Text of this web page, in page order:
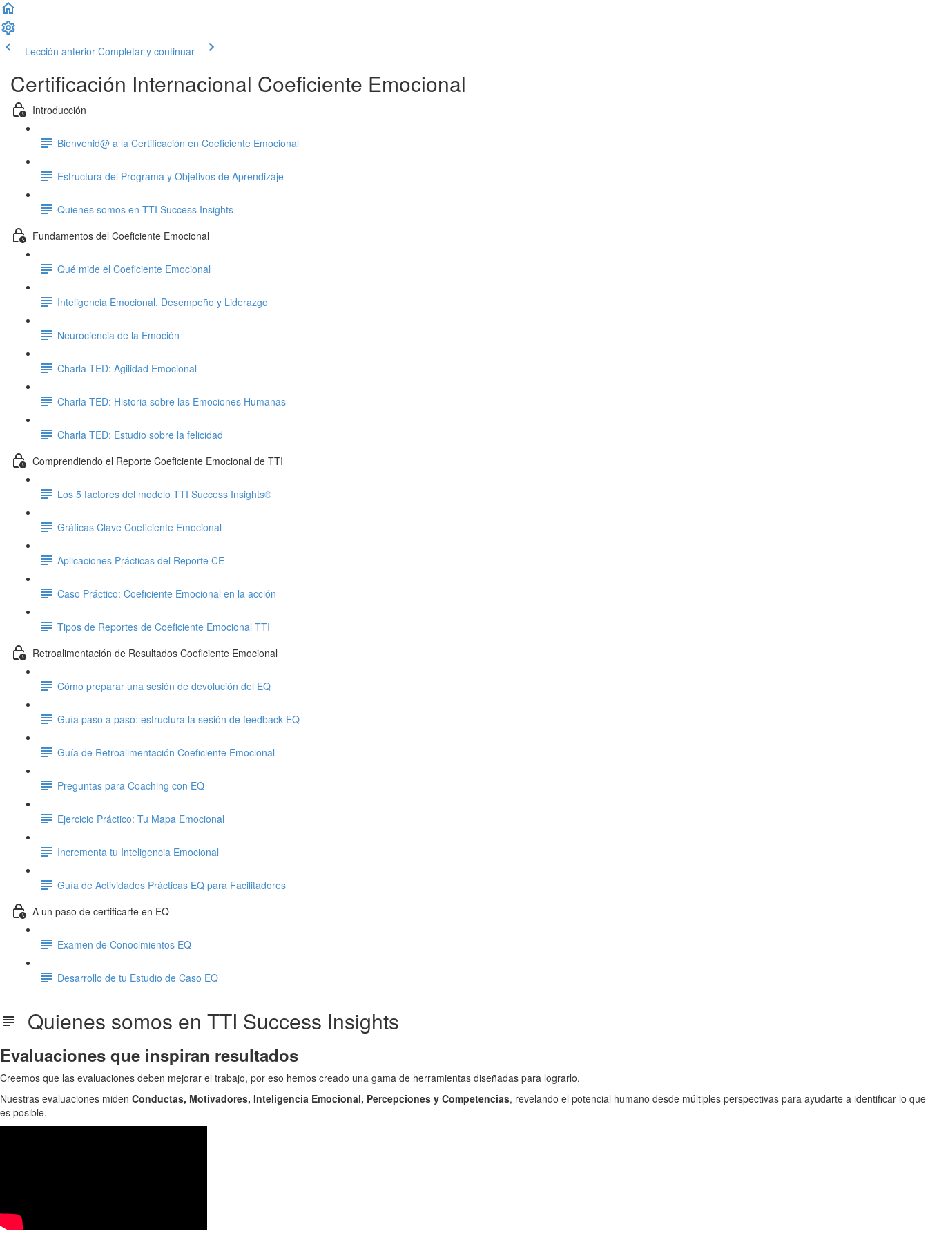
Lección anterior Completar y continuar
Certificación Internacional Coeficiente Emocional
Introducción
Bienvenid@ a la Certificación en Coeficiente Emocional
Estructura del Programa y Objetivos de Aprendizaje
Quienes somos en TTI Success Insights
Fundamentos del Coeficiente Emocional
Qué mide el Coeficiente Emocional
Inteligencia Emocional, Desempeño y Liderazgo
Neurociencia de la Emoción
Charla TED: Agilidad Emocional
Charla TED: Historia sobre las Emociones Humanas
Charla TED: Estudio sobre la felicidad
Comprendiendo el Reporte Coeficiente Emocional de TTI
Los 5 factores del modelo TTI Success Insights®
Gráficas Clave Coeficiente Emocional
Aplicaciones Prácticas del Reporte CE
Caso Práctico: Coeficiente Emocional en la acción
Tipos de Reportes de Coeficiente Emocional TTI
Retroalimentación de Resultados Coeficiente Emocional
Cómo preparar una sesión de devolución del EQ
Guía paso a paso: estructura la sesión de feedback EQ
Guía de Retroalimentación Coeficiente Emocional
Preguntas para Coaching con EQ
Ejercicio Práctico: Tu Mapa Emocional
Incrementa tu Inteligencia Emocional
Guía de Actividades Prácticas EQ para Facilitadores
A un paso de certificarte en EQ
Examen de Conocimientos EQ
Desarrollo de tu Estudio de Caso EQ
Quienes somos en TTI Success Insights
Evaluaciones que inspiran resultados
Creemos que las evaluaciones deben mejorar el trabajo, por eso hemos creado una gama de herramientas diseñadas para lograrlo.
Nuestras evaluaciones miden Conductas, Motivadores, Inteligencia Emocional, Percepciones y Competencias, revelando el potencial humano desde múltiples perspectivas para ayudarte a identificar lo que
es posible.